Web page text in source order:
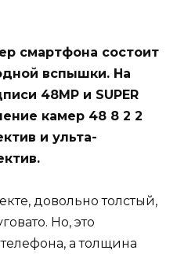
смартфона состоит
вспышки. На
48MP и SUPER
камер 48 8 2 2
и ульта-
довольно толстый,
Но, это
а толщина